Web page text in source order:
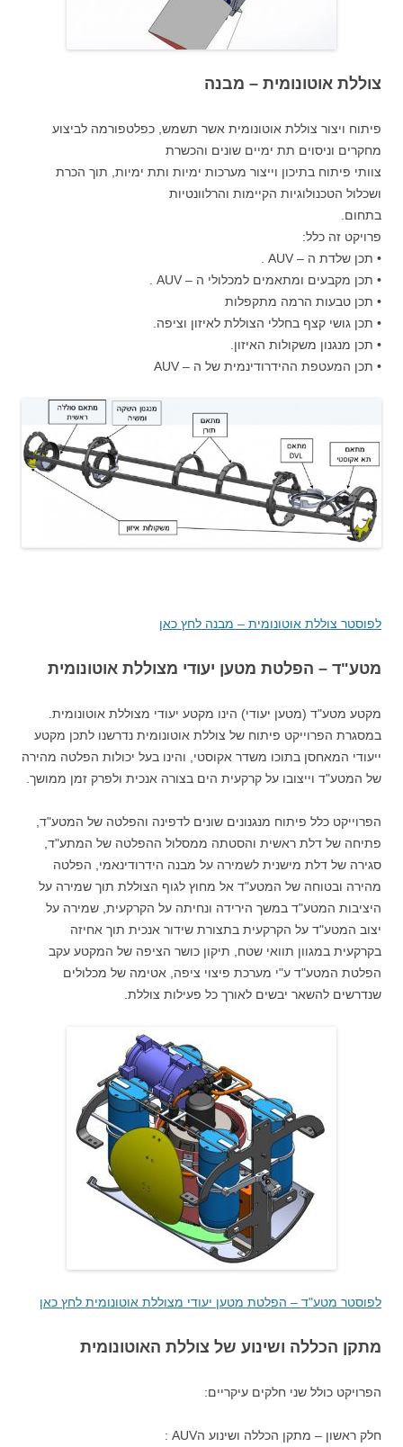
צוללת אוטונומית – מבנה
פיתוח ויצור צוללת אוטונומית אשר תשמש, כפלטפורמה לביצוע
מחקרים וניסוים תת ימיים שונים והכשרת
צוותי פיתוח בתיכון וייצור מערכות ימיות ותת ימיות, תוך הכרת
ושכלול הטכנולוגיות הקיימות והרלוונטיות
בתחום.
פרויקט זה כלל:
• תכן שלדת ה – AUV .
• תכן מקבעים ומתאמים למכלולי ה – AUV .
• תכן טבעות הרמה מתקפלות
• תכן גושי קצף בחללי הצוללת לאיזון וציפה.
• תכן מנגנון משקולות האיזון.
• תכן המעטפת ההידרודינמית של ה – AUV
לפוסטר צוללת אוטונומית – מבנה לחץ כאן
מטע"ד – הפלטת מטען יעודי מצוללת אוטונומית
מקטע מטע"ד (מטען יעודי) הינו מקטע יעודי מצוללת אוטונומית.
במסגרת הפרוייקט פיתוח של צוללת אוטונומית נדרשנו לתכן מקטע
ייעודי המאחסן בתוכו משדר אקוסטי, והינו בעל יכולות הפלטה מהירה
של המטע"ד וייצובו על קרקעית הים בצורה אנכית ולפרק זמן ממושך.
הפרוייקט כלל פיתוח מנגנונים שונים לדפינה והפלטה של המטע"ד,
פתיחה של דלת ראשית והסטתה ממסלול ההפלטה של המתע"ד,
סגירה של דלת מישנית לשמירה על מבנה הידרודינאמי, הפלטה
מהירה ובטוחה של המטע"ד אל מחוץ לגוף הצוללת תוך שמירה על
היציבות המטע"ד במשך הירידה ונחיתה על הקרקעית, שמירה על
יצוב המטע"ד על הקרקעית בתצורת שידור אנכית תוך אחיזה
בקרקעית במגוון תוואי שטח, תיקון כושר הציפה של המקטע עקב
הפלטת המטע"ד ע"י מערכת פיצוי ציפה, אטימה של מכלולים
שנדרשים להשאר יבשים לאורך כל פעילות צוללת.
לפוסטר מטע"ד – הפלטת מטען יעודי מצוללת אוטונומית לחץ כאן
מתקן הכללה ושינוע של צוללת האוטונומית
הפרויקט כולל שני חלקים עיקריים:
חלק ראשון – מתקן הכללה ושינוע הAUV :